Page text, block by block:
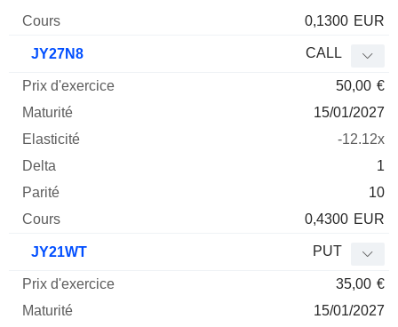
0,1300 EUR
JY27N8 CALL
50,00 €
15/01/2027
-12.12x
1
10
0,4300 EUR
JY21WT PUT
35,00 €
15/01/2027